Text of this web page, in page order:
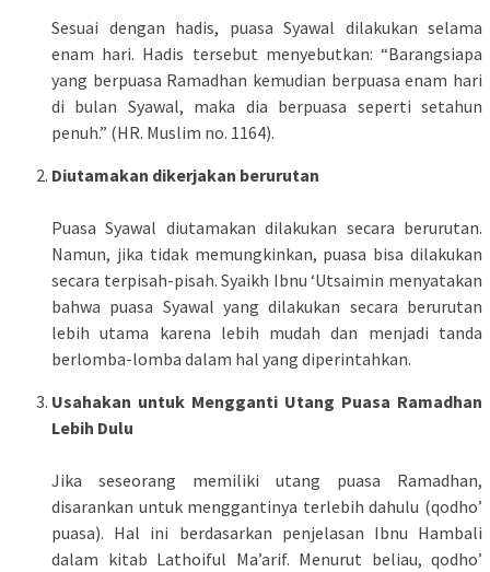
Sesuai dengan hadis, puasa Syawal dilakukan selama
enam hari. Hadis tersebut menyebutkan: “Barangsiapa
yang berpuasa Ramadhan kemudian berpuasa enam hari
di bulan Syawal, maka dia berpuasa seperti setahun
penuh.” (HR. Muslim no. 1164).
Diutamakan dikerjakan berurutan
Puasa Syawal diutamakan dilakukan secara berurutan.
Namun, jika tidak memungkinkan, puasa bisa dilakukan
secara terpisah-pisah. Syaikh Ibnu ‘Utsaimin menyatakan
bahwa puasa Syawal yang dilakukan secara berurutan
lebih utama karena lebih mudah dan menjadi tanda
berlomba-lomba dalam hal yang diperintahkan.
Usahakan untuk Mengganti Utang Puasa Ramadhan
Lebih Dulu
Jika seseorang memiliki utang puasa Ramadhan,
disarankan untuk menggantinya terlebih dahulu (qodho’
puasa). Hal ini berdasarkan penjelasan Ibnu Hambali
dalam kitab Lathoiful Ma’arif. Menurut beliau, qodho’